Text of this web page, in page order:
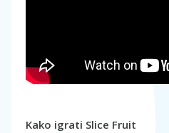
Kako igrati Slice Fruit